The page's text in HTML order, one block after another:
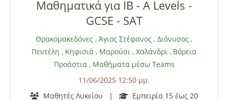
(γραφίδα surface pen).
Μαθηματικά για IB - A Levels -
GCSE - SAT
Θρακομακεδόνες , Άγιος Στέφανος , Διόνυσος ,
Πεντέλη , Κηφισιά , Μαρούσι , Χαλάνδρι , Βόρεια
Προάστια, Μαθήματα μέσω Teams
11/06/2025 12:50 μμ.
Μαθητές Λυκείου
|
Εμπειρία 15 έως 20